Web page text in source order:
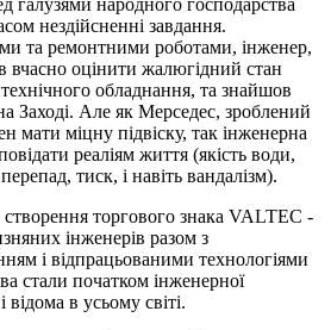
нездійсненні завдання.
та ремонтними роботами, інженер,
вчасно оцінити жалюгідний стан
обладнання, та знайшов
Заході. Але як Мерседес, зроблений
мати міцну підвіску, так інженерна
реаліям життя (якість води,
тиск, і навіть вандалізм).
створення торгового знака VALTEC -
інженерів разом з
і відпрацьованими технологіями
стали початком інженерної
відома в усьому світі.